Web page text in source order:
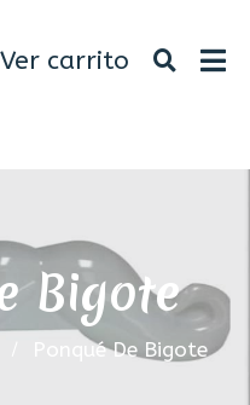
Ver carrito
Bigote
Ponqué De Bigote